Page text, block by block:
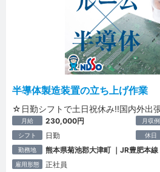
半導体製造装置の立ち上げ作業
☆日勤シフトで土日祝休み!!国内外出
月給 230,000円 月収例
シフト 日勤 休日
勤務地 熊本県菊池郡大津町 ｜JR豊肥本
雇用形態 正社員